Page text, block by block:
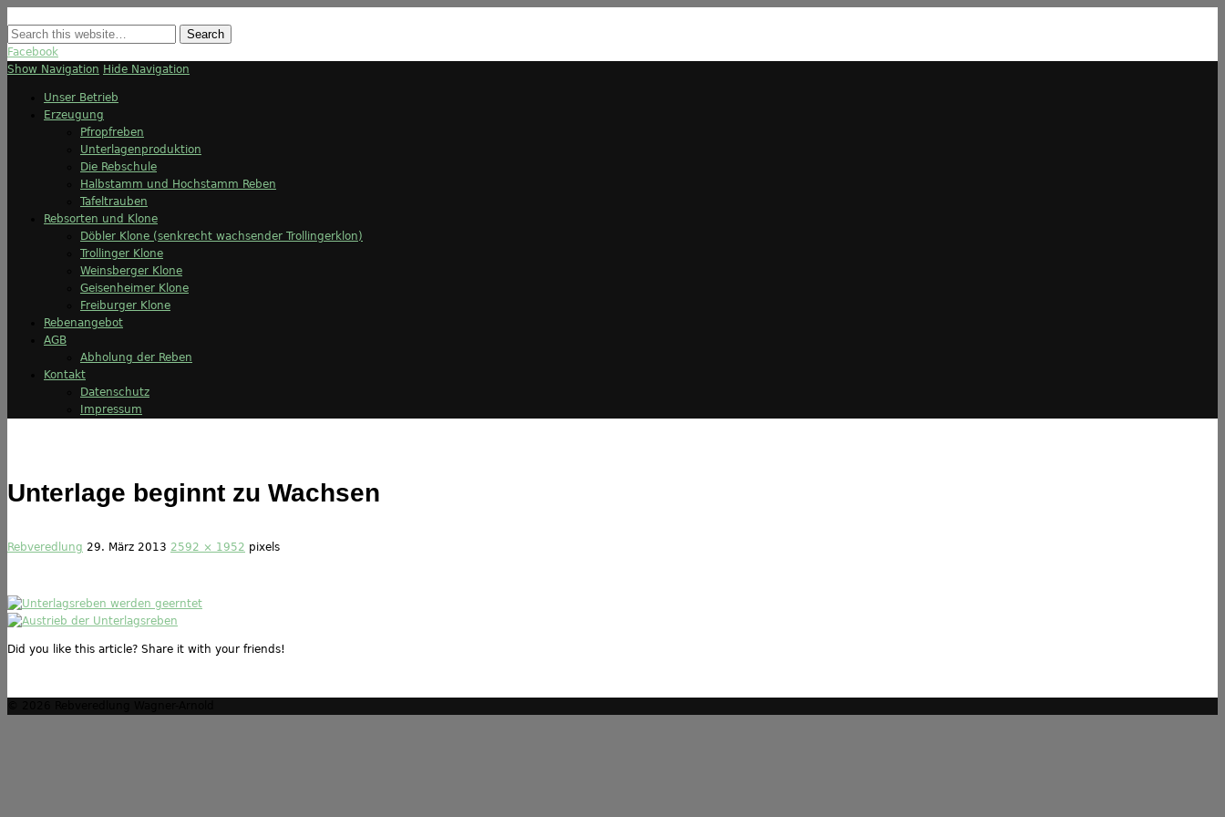
Facebook
Show Navigation Hide Navigation
Unser Betrieb
Erzeugung
Pfropfreben
Unterlagenproduktion
Die Rebschule
Halbstamm und Hochstamm Reben
Tafeltrauben
Rebsorten und Klone
Döbler Klone (senkrecht wachsender Trollingerklon)
Trollinger Klone
Weinsberger Klone
Geisenheimer Klone
Freiburger Klone
Rebenangebot
AGB
Abholung der Reben
Kontakt
Datenschutz
Impressum
Unterlage beginnt zu Wachsen
Rebveredlung 29. März 2013 2592 × 1952 pixels
Did you like this article? Share it with your friends!